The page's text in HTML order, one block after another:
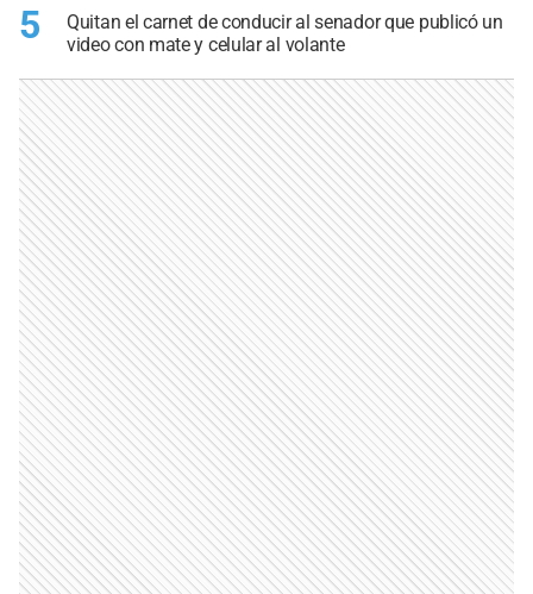
5
Quitan el carnet de conducir al senador que publicó un
video con mate y celular al volante